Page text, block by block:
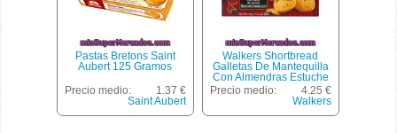
Pastas Bretons Saint
Aubert 125 Gramos
Precio medio:
1.37 €
Saint Aubert
Walkers Shortbread
Galletas De Mantequilla
Con Almendras Estuche
150 G
Precio medio:
4.25 €
Walkers